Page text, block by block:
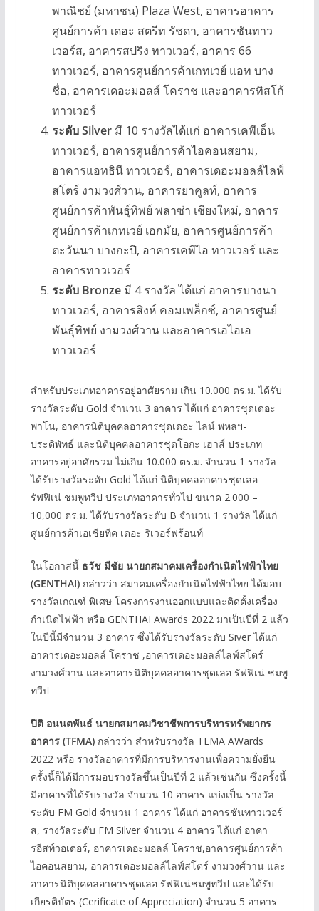
พาณิชย์ (มหาชน) Plaza West, อาคารอาคาร
ศูนย์การค้า เดอะ สตรีท รัชดา, อาคารชันทาว
เวอร์ส, อาคารสปริง ทาวเวอร์, อาคาร 66
ทาวเวอร์, อาคารศูนย์การค้าเกทเวย์ แอท บาง
ชื่อ, อาคารเดอะมอลส์ โคราช และอาคารทิสโก้
ทาวเวอร์
ระดับ Silver มี 10 รางวัลได้แก่ อาคารเคพีเอ็น
ทาวเวอร์, อาคารศูนย์การค้าไอคอนสยาม,
อาคารแอทธินี ทาวเวอร์, อาคารเดอะมอลล์ไลฟ์
สโตร์ งามวงศ์วาน, อาคารยาคูลท์, อาคาร
ศูนย์การค้าพันธุ์ทิพย์ พลาซ่า เชียงใหม่, อาคาร
ศูนย์การค้าเกทเวย์ เอกมัย, อาคารศูนย์การค้า
ตะวันนา บางกะปี, อาคารเคพีไอ ทาวเวอร์ และ
อาคารทาวเวอร์
ระดับ Bronze มี 4 รางวัล ได้แก่ อาคารบางนา
ทาวเวอร์, อาคารสิงห์ คอมเพล็กซ์, อาคารศูนย์
พันธุ์ทิพย์ งามวงศ์วาน และอาคารเอไอเอ
ทาวเวอร์
สำหรับประเภทอาคารอยู่อาศัยราม เกิน 10.000 ตร.ม. ได้รับ
รางวัลระดับ Gold จำนวน 3 อาคาร ได้แก่ อาคารชุดเดอะ
พาโน, อาคารนิติบุคคลอาคารชุดเดอะ ไลน์ พหลฯ-
ประดิพัทธ์ และนิติบุคคลอาคารชุดโอกะ เฮาส์ ประเภท
อาคารอยู่อาศัยรวม ไม่เกิน 10.000 ตร.ม. จำนวน 1 รางวัล
ได้รับรางวัลระดับ Gold ได้แก่ นิติบุคคลอาคารชุดเลอ
รัฟฟิเน่ ชมพูทวีป ประเภทอาคารทั่วไป ขนาด 2.000 –
10,000 ตร.ม. ได้รับรางวัลระดับ B จำนวน 1 รางวัล ได้แก่
ศูนย์การค้าเอเชียทีค เดอะ ริเวอร์ฟร้อนท์
ในโอกาสนี้ ธวัช มีชัย นายกสมาคมเครื่องกำเนิดไฟฟ้าไทย
(GENTHAI)กล่าวว่า สมาคมเครื่องกำเนิดไฟฟ้าไทย ได้มอบ
รางวัลเกณฑ์ พิเศษ โครงการงานออกแบบและติดตั้งเครื่อง
กำเนิดไฟฟ้า หรือ GENTHAI Awards 2022 มาเป็นปีที่ 2 แล้ว
ในปีนี้มีจำนวน 3 อาคาร ซึ่งได้รับรางวัลระดับ Siver ได้แก่
อาคารเดอะมอลล์ โคราช ,อาคารเดอะมอลล์ไลฟ์สโตร์
งามวงศ์วาน และอาคารนิติบุคคลอาคารชุดเลอ รัฟฟิเน่ ชมพู
ทวีป
ปิติ อนนตพันธ์ นายกสมาคมวิชาชีพการบริหารทรัพยากร
อาคาร (TFMA)กล่าวว่า สำหรับรางวัล TEMA AWards
2022 หรือ รางวัลอาคารที่มีการบริหารงานเพื่อความยั่งยืน
ครั้งนี้ก็ได้มีการมอบรางวัลขึ้นเป็นปีที่ 2 แล้วเช่นกัน ซึ่งครั้งนี้
มีอาคารที่ได้รับรางวัล จำนวน 10 อาคาร แบ่งเป็น รางวัล
ระดับ FM Gold จำนวน 1 อาคาร ได้แก่ อาคารชันทาวเวอร์
ส, รางวัลระดับ FM Silver จำนวน 4 อาคาร ได้แก่ อาคา
รอีสท์วอเตอร์, อาคารเดอะมอลล์ โคราช,อาคารศูนย์การค้า
ไอคอนสยาม, อาคารเดอะมอลล์ไลฟ์สโตร์ งามวงศ์วาน และ
อาคารนิติบุคคลอาคารชุดเลอ รัฟฟิเน่ชมพูทวีป และได้รับ
เกียรติบัตร (Cerificate of Appreciation) จำนวน 5 อาคาร